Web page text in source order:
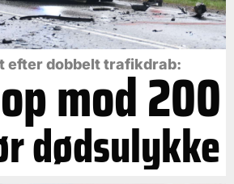
efter dobbelt trafikdrab:
mod 200
dødsulykke